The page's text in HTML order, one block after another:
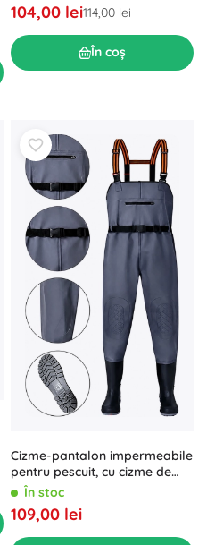
104,00 lei114,00 lei
În coș
Cizme-pantalon impermeabile
pentru pescuit, cu cizme de
cauciuc integrate, mărimea 42
În stoc
109,00 lei